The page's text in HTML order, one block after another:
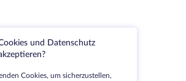
und Datenschutz
Cookies, um sicherzustellen,